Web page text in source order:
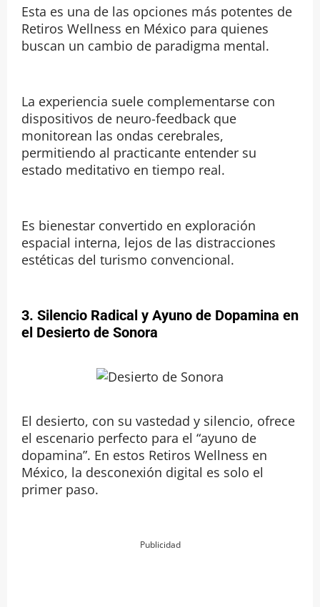
Esta es una de las opciones más potentes de
Retiros Wellness en México para quienes
buscan un cambio de paradigma mental.
La experiencia suele complementarse con
dispositivos de neuro-feedback que
monitorean las ondas cerebrales,
permitiendo al practicante entender su
estado meditativo en tiempo real.
Es bienestar convertido en exploración
espacial interna, lejos de las distracciones
estéticas del turismo convencional.
3. Silencio Radical y Ayuno de Dopamina en
el Desierto de Sonora
El desierto, con su vastedad y silencio, ofrece
el escenario perfecto para el “ayuno de
dopamina”. En estos Retiros Wellness en
México, la desconexión digital es solo el
primer paso.
Publicidad